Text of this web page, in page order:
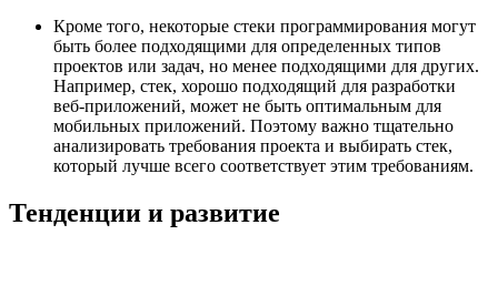
Кроме того, некоторые стеки программирования могут
быть более подходящими для определенных типов
проектов или задач, но менее подходящими для других.
Например, стек, хорошо подходящий для разработки
веб-приложений, может не быть оптимальным для
мобильных приложений. Поэтому важно тщательно
анализировать требования проекта и выбирать стек,
который лучше всего соответствует этим требованиям.
Тенденции и развитие